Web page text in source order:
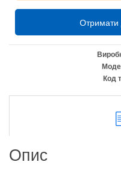
Отримати
Код
Опис